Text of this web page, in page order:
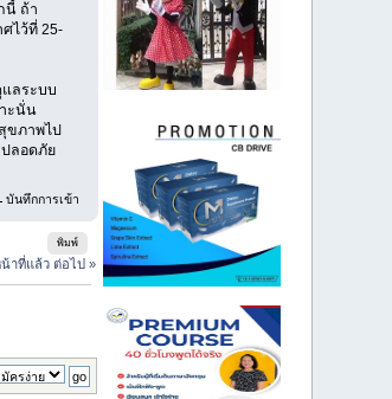
นี้ ถ้า
ไว้ที่ 25-
แลระบบ
ะนั่น
ขภาพไป
ลอดภัย
บันทึกการเข้า
พิมพ์
าที่แล้ว ต่อไป »